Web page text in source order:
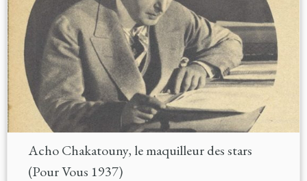
Acho Chakatouny, le maquilleur des stars
(Pour Vous 1937)